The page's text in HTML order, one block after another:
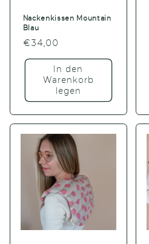
Nackenkissen Mountain
Blau
Normaler
Preis
€34,00
In den
Warenkorb
legen